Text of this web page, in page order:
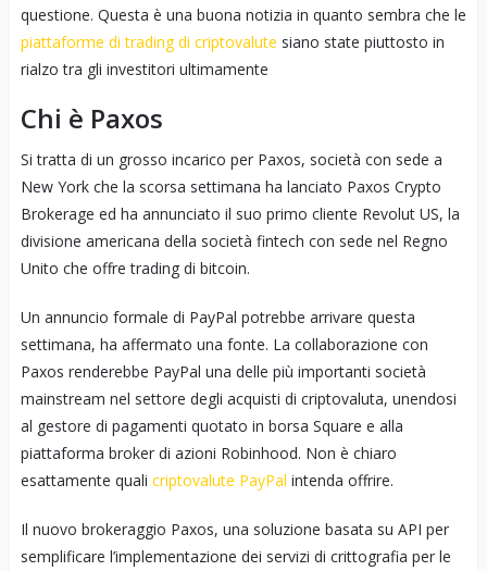
questione. Questa è una buona notizia in quanto sembra che le
piattaforme di trading di criptovalute siano state piuttosto in
rialzo tra gli investitori ultimamente
Chi è Paxos
Si tratta di un grosso incarico per Paxos, società con sede a
New York che la scorsa settimana ha lanciato Paxos Crypto
Brokerage ed ha annunciato il suo primo cliente Revolut US, la
divisione americana della società fintech con sede nel Regno
Unito che offre trading di bitcoin.
Un annuncio formale di PayPal potrebbe arrivare questa
settimana, ha affermato una fonte. La collaborazione con
Paxos renderebbe PayPal una delle più importanti società
mainstream nel settore degli acquisti di criptovaluta, unendosi
al gestore di pagamenti quotato in borsa Square e alla
piattaforma broker di azioni Robinhood. Non è chiaro
esattamente quali criptovalute PayPal intenda offrire.
Il nuovo brokeraggio Paxos, una soluzione basata su API per
semplificare l’implementazione dei servizi di crittografia per le